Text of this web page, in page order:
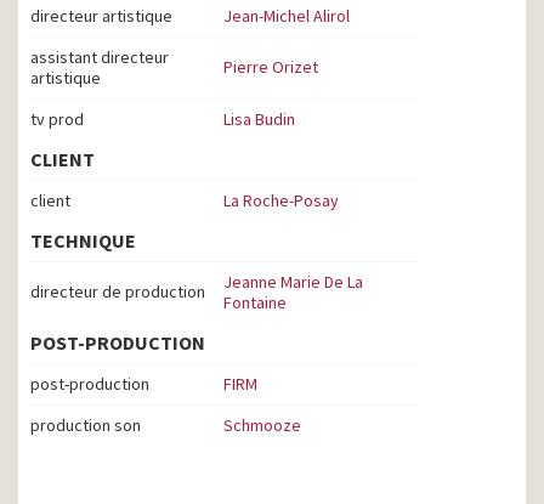
directeur artistique
Jean-Michel Alirol
assistant directeur
artistique
Pierre Orizet
tv prod Lisa Budin
CLIENT
client La Roche-Posay
TECHNIQUE
directeur de production
Jeanne Marie De La
Fontaine
POST-PRODUCTION
post-production
FIRM
production son
Schmooze